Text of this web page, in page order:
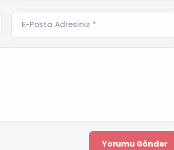
E-Posta Adresiniz *